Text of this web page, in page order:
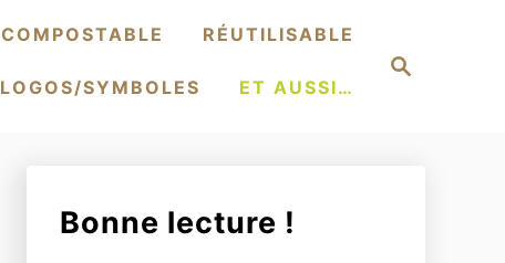
COMPOSTABLE RÉUTILISABLE
LOGOS/SYMBOLES ET AUSSI…
Bonne lecture !